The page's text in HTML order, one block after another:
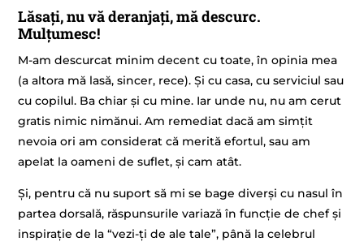
Lăsați, nu vă deranjați, mă descurc.
Mulțumesc!
M-am descurcat minim decent cu toate, în opinia mea
(a altora mă lasă, sincer, rece). Și cu casa, cu serviciul sau
cu copilul. Ba chiar și cu mine. Iar unde nu, nu am cerut
gratis nimic nimănui. Am remediat dacă am simțit
nevoia ori am considerat că merită efortul, sau am
apelat la oameni de suflet, și cam atât.
Și, pentru că nu suport să mi se bage diverși cu nasul în
partea dorsală, răspunsurile variază în funcție de chef și
inspirație de la “vezi-ți de ale tale”, până la celebrul